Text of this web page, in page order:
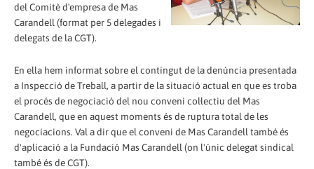
del Comitè d'empresa de Mas
Carandell (format per 5 delegades i
delegats de la CGT).
En ella hem informat sobre el contingut de la denúncia presentada
a Inspecció de Treball, a partir de la situació actual en que es troba
el procés de negociació del nou conveni col·lectiu del Mas
Carandell, que en aquest moments és de ruptura total de les
negociacions. Val a dir que el conveni de Mas Carandell també és
d'aplicació a la Fundació Mas Carandell (on l'únic delegat sindical
també és de CGT).